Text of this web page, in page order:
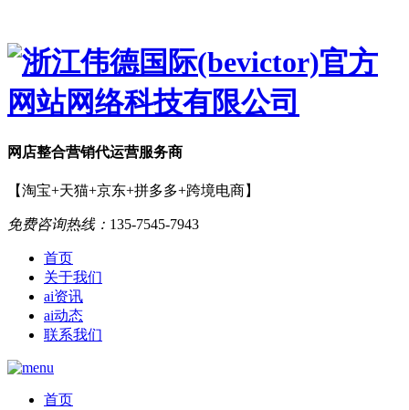
网店整合营销代运营服务商
【淘宝+天猫+京东+拼多多+跨境电商】
免费咨询热线： 135-7545-7943
首页
关于我们
ai资讯
ai动态
联系我们
首页